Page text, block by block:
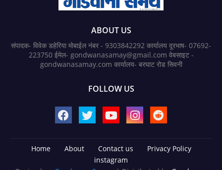
ABOUT US
संपादक- विवेक डहेरिया मोबाईल नंबर - 9303842292 कार्यालय दूरभाष- 07692-
223750 ईमेल- gondwanasamay@gmail.com वेबसाइट -
gondwanasamay.com कार्यालय- बरघाट रोड सिवनी
FOLLOW US
Home About Contact us
Privacy Policy
instagram